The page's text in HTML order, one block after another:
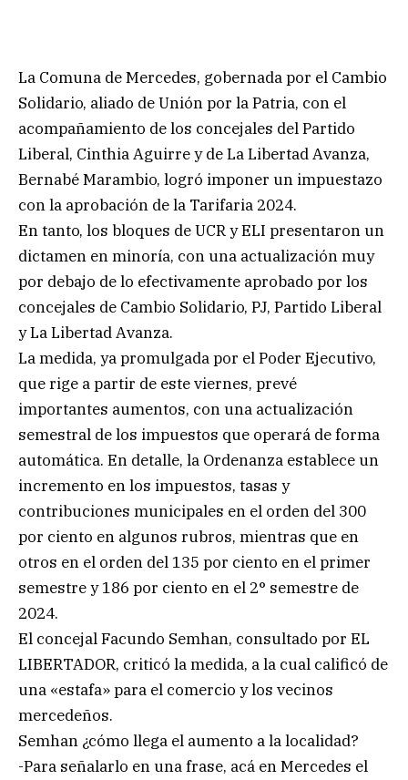
La Comuna de Mercedes, gobernada por el Cambio
Solidario, aliado de Unión por la Patria, con el
acompañamiento de los concejales del Partido
Liberal, Cinthia Aguirre y de La Libertad Avanza,
Bernabé Marambio, logró imponer un impuestazo
con la aprobación de la Tarifaria 2024.
En tanto, los bloques de UCR y ELI presentaron un
dictamen en minoría, con una actualización muy
por debajo de lo efectivamente aprobado por los
concejales de Cambio Solidario, PJ, Partido Liberal
y La Libertad Avanza.
La medida, ya promulgada por el Poder Ejecutivo,
que rige a partir de este viernes, prevé
importantes aumentos, con una actualización
semestral de los impuestos que operará de forma
automática. En detalle, la Ordenanza establece un
incremento en los impuestos, tasas y
contribuciones municipales en el orden del 300
por ciento en algunos rubros, mientras que en
otros en el orden del 135 por ciento en el primer
semestre y 186 por ciento en el 2° semestre de
2024.
El concejal Facundo Semhan, consultado por EL
LIBERTADOR, criticó la medida, a la cual calificó de
una «estafa» para el comercio y los vecinos
mercedeños.
Semhan ¿cómo llega el aumento a la localidad?
-Para señalarlo en una frase, acá en Mercedes el